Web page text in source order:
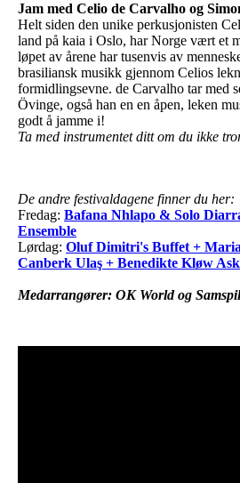
Jam med Celio de Carvalho og
Helt siden den unike perkusjonisten
land på kaia i Oslo, har Norge vært et
løpet av årene har tusenvis av
brasiliansk musikk gjennom Celios
formidlingsevne. de Carvalho tar med
Övinge, også han en en åpen, leken
godt å jamme i!
Ta med instrumentet ditt om du ikke
De andre festivaldagene finner du her:
Fredag: Bafana Nhlapo & Solo
Ensemble
Lørdag: Oluf Dimitri's Buffet +
Canberk Ulaş + Benedikte Kløw
Medarrangører: OK World og